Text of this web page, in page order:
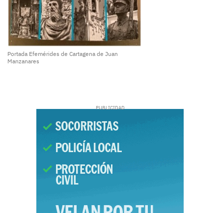
Portada Efemérides de Cartagena de Juan
Manzanares